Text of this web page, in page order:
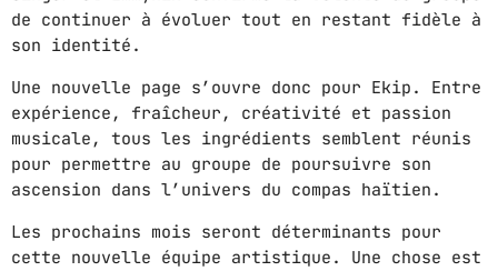
de continuer à évoluer tout en restant fidèle à
son identité.
Une nouvelle page s’ouvre donc pour Ekip. Entre
expérience, fraîcheur, créativité et passion
musicale, tous les ingrédients semblent réunis
pour permettre au groupe de poursuivre son
ascension dans l’univers du compas haïtien.
Les prochains mois seront déterminants pour
cette nouvelle équipe artistique. Une chose est